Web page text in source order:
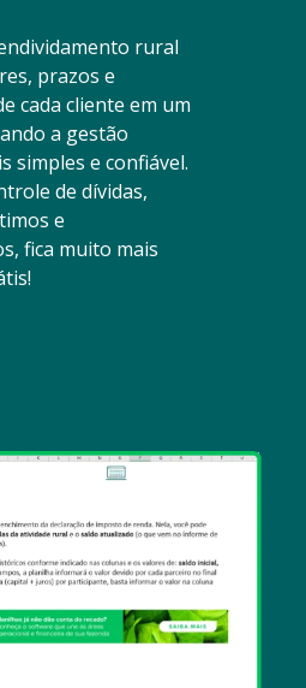
rural
prazos e
cada cliente em um
a gestão
simples e confiável.
de dívidas,
e
fica muito mais